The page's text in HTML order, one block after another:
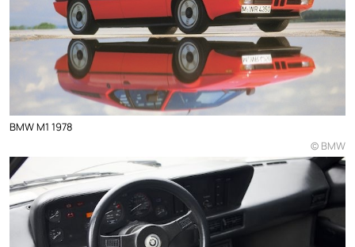
BMW M1 1978
© BMW